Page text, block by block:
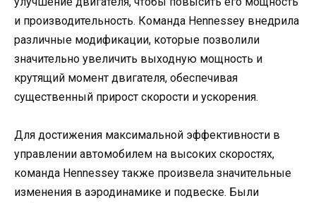
и производительность. Команда Hennessey внедрила
различные модификации, которые позволили
значительно увеличить выходную мощность и
крутящий момент двигателя, обеспечивая
существенный прирост скорости и ускорения.
Для достижения максимальной эффективности в
управлении автомобилем на высоких скоростях,
команда Hennessey также произвела значительные
изменения в аэродинамике и подвеске. Были